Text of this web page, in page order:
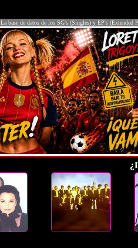
La base de datos de los SG's (Singles) y EP's (Extended